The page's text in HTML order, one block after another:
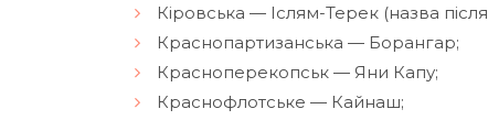
Кіровська — Іслям-Терек (назва
Краснопартизанська — Борангар;
Красноперекопськ — Яни Капу;
Краснофлотське — Кайнаш;